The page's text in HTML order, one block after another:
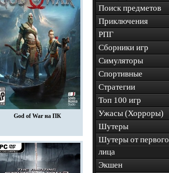
God of War на ПК
Поиск предметов
Приключения
РПГ
Сборники игр
Симуляторы
Спортивные
Стратегии
Топ 100 игр
Ужасы (Хорроры)
Шутеры
Шутеры от первого
лица
Экшен